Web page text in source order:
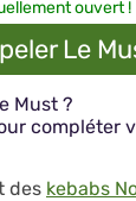
ouvert !
Le
Must ?
compléter
des kebabs